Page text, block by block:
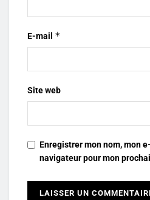
E-mail *
Site web
Enregistrer mon nom, mon
navigateur pour mon